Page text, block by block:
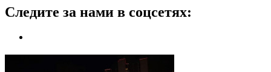
Следите за нами в соцсетях: